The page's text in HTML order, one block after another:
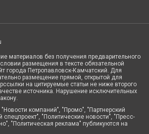
материалов без получения предварительного
размещения в тексте обязательной
города Петропавловск-Камчатский. Для
размещение прямой, открытой для
на цитируемые статьи не ниже второго
источника. Нарушение исключительных
компаний", "Промо", "Партнерский
спецпроект", "Политические новости", "Пресс-
"Политическая реклама" публикуются на